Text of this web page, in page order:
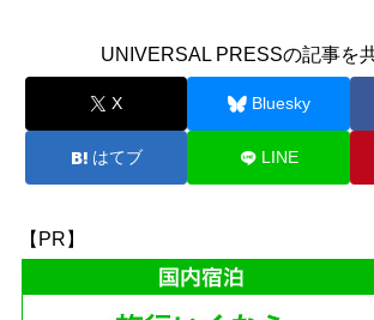
UNIVERSAL PRESSの記事を
X Bluesky
はてブ LINE
【PR】